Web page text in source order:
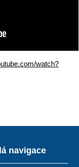
watch?
navigace